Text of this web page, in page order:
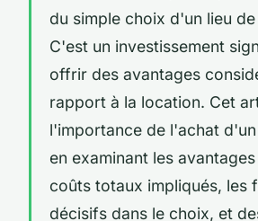
du simple choix d'un lieu
C'est un investissement
offrir des avantages
rapport à la location. Cet
l'importance de l'achat
en examinant les
coûts totaux impliqués, les
décisifs dans le choix, et